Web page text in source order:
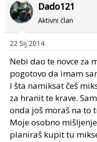
Dado121
Aktivni član
22 Sij 2014
Nebi dao te novce za
pogotovo da imam
I šta namiksat češ
za hranit te krave.
onda još moraš na to
Moje osobno
planiraš kupit tu